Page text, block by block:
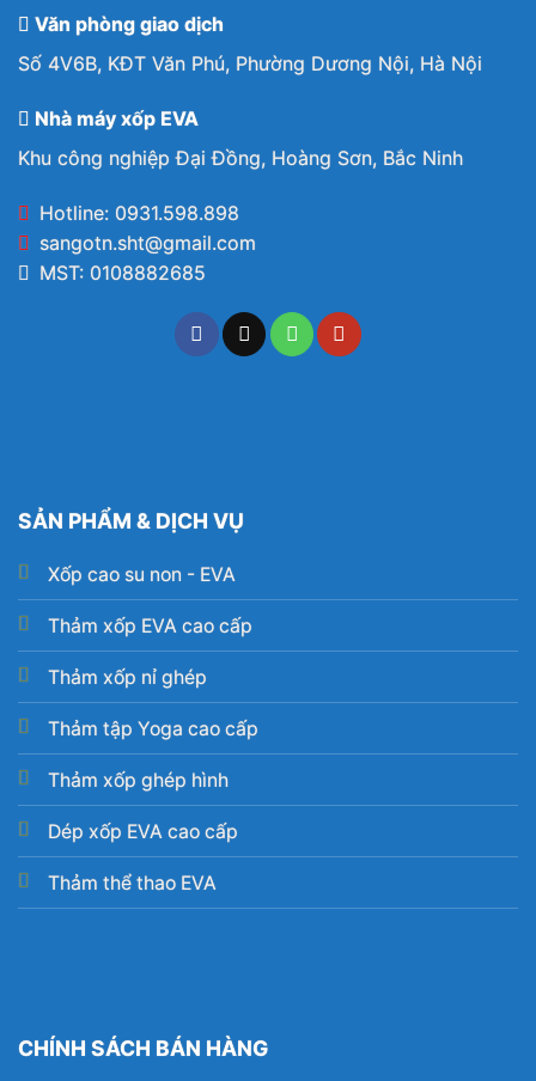
Văn phòng giao dịch
Số 4V6B, KĐT Văn Phú, Phường Dương Nội, Hà Nội
Nhà máy xốp EVA
Khu công nghiệp Đại Đồng, Hoàng Sơn, Bắc Ninh
Hotline: 0931.598.898
sangotn.sht@gmail.com
MST: 0108882685
SẢN PHẨM & DỊCH VỤ
Xốp cao su non - EVA
Thảm xốp EVA cao cấp
Thảm xốp nỉ ghép
Thảm tập Yoga cao cấp
Thảm xốp ghép hình
Dép xốp EVA cao cấp
Thảm thể thao EVA
CHÍNH SÁCH BÁN HÀNG